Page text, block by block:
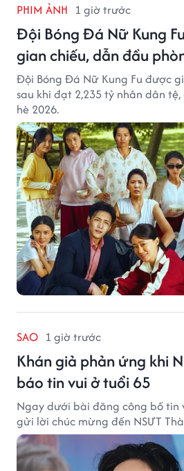
PHIM ẢNH 1 giờ trước
Đội Bóng Đá Nữ Kung
gian chiếu, dẫn đầu
Đội Bóng Đá Nữ Kung Fu được
sau khi đạt 2,235 tỷ nhân dân
hè 2026.
SAO 1 giờ trước
Khán giả phản ứng khi
báo tin vui ở tuổi 65
Ngay dưới bài đăng công bố tin
gửi lời chúc mừng đến NSƯT